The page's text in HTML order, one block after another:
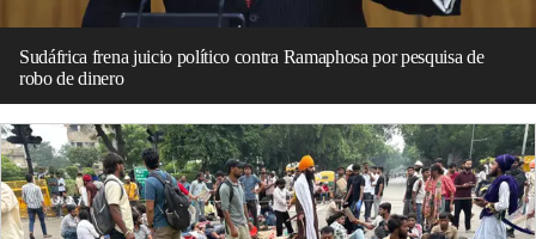
Sudáfrica frena juicio político contra Ramaphosa por pesquisa de
robo de dinero